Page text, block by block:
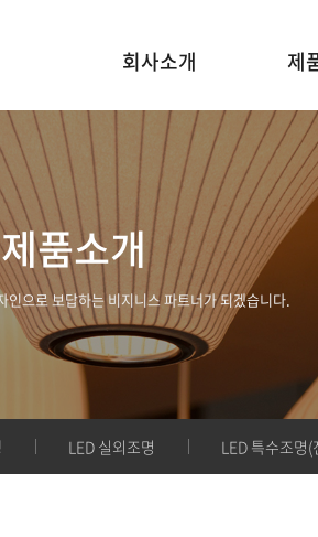
회사소개 제
제품소개
인으로 보답하는 비지니스 파트너가 되겠습니다.
LED 실외조명 LED 특수조명